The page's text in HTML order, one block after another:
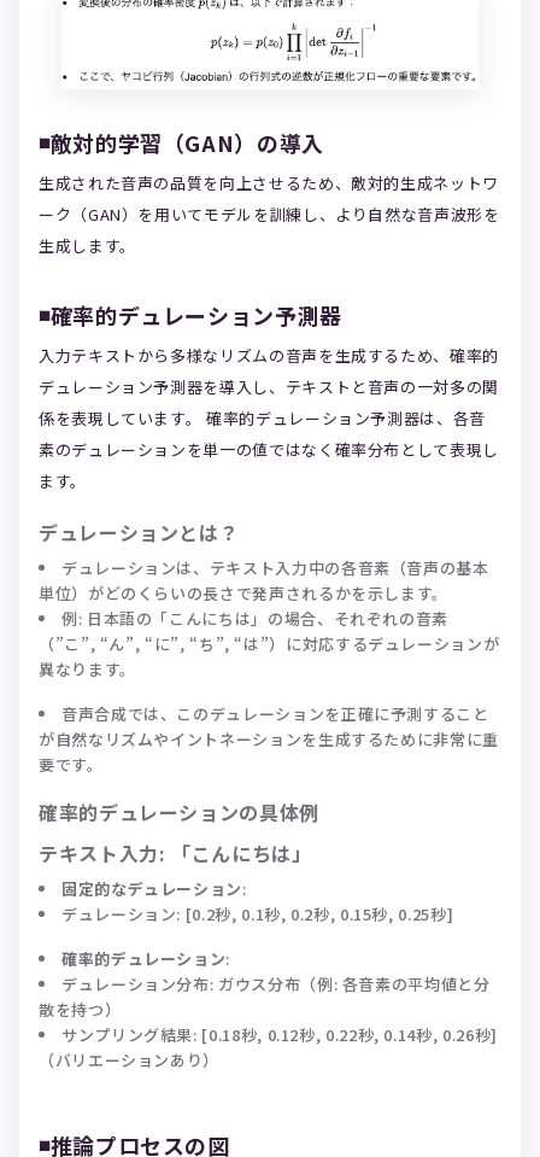
◾️敵対的学習（GAN）の導入
生成された音声の品質を向上させるため、敵対的生成ネットワ
ーク（GAN）を用いてモデルを訓練し、より自然な音声波形を
生成します。
◾️確率的デュレーション予測器
入力テキストから多様なリズムの音声を生成するため、確率的
デュレーション予測器を導入し、テキストと音声の一対多の関
係を表現しています。 確率的デュレーション予測器は、各音
素のデュレーションを単一の値ではなく確率分布として表現し
ます。
デュレーションとは？
デュレーションは、テキスト入力中の各音素（音声の基本
単位）がどのくらいの長さで発声されるかを示します。
例: 日本語の「こんにちは」の場合、それぞれの音素
（”こ”, “ん”, “に”, “ち”, “は”）に対応するデュレーションが
異なります。
音声合成では、このデュレーションを正確に予測すること
が自然なリズムやイントネーションを生成するために非常に重
要です。
確率的デュレーションの具体例
テキスト入力: 「こんにちは」
固定的なデュレーション:
デュレーション: [0.2秒, 0.1秒, 0.2秒, 0.15秒, 0.25秒]
確率的デュレーション:
デュレーション分布: ガウス分布（例: 各音素の平均値と分
散を持つ）
サンプリング結果: [0.18秒, 0.12秒, 0.22秒, 0.14秒, 0.26秒]
（バリエーションあり）
◾️推論プロセスの図